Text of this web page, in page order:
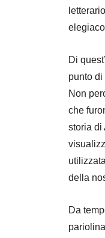
Di
punto
Non
che
storia di
della
Da